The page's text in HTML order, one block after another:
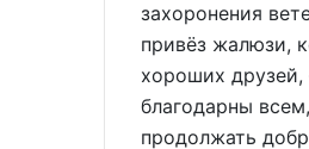
захоронения
привёз жалюзи,
хороших
благодарны
продолжать